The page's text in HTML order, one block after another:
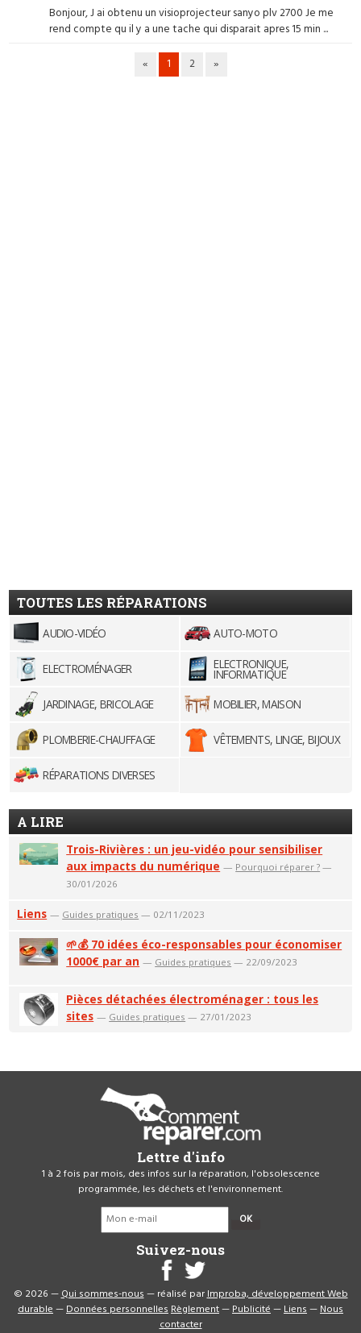
Bonjour, J ai obtenu un visioprojecteur sanyo plv 2700 Je me
rend compte qu il y a une tache qui disparait apres 15 min ...
« 1 2 »
TOUTES LES RÉPARATIONS
AUDIO-VIDÉO AUTO-MOTO
ELECTROMÉNAGER ELECTRONIQUE,
INFORMATIQUE
JARDINAGE, BRICOLAGE
MOBILIER, MAISON
PLOMBERIE-CHAUFFAGE VÊTEMENTS, LINGE, BIJOUX
RÉPARATIONS DIVERSES
A LIRE
Trois-Rivières : un jeu-vidéo pour sensibiliser
aux impacts du numérique — Pourquoi réparer ? —
30/01/2026
Liens — Guides pratiques — 02/11/2023
🌱💰 70 idées éco-responsables pour économiser
1000€ par an — Guides pratiques — 22/09/2023
Pièces détachées électroménager : tous les
sites — Guides pratiques — 27/01/2023
Lettre d'info
1 à 2 fois par mois, des infos sur la réparation, l'obsolescence
programmée, les déchets et l'environnement.
OK
Suivez-nous
© 2026 —Qui sommes-nous— réalisé parImproba, développement Web
durable—Données personnellesRèglement—Publicité—Liens—Nous
contacter